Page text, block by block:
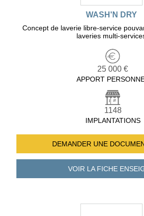
WASH'N DRY
Concept de laverie libre-service
laveries multi-
25 000 €
APPORT
1148
IMPLANTATIONS
DEMANDER UNE
VOIR LA FICHE